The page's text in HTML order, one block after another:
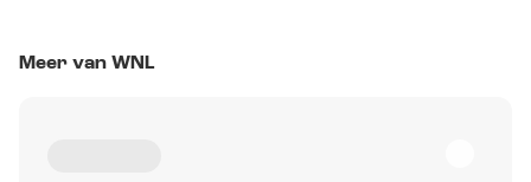
Meer van WNL